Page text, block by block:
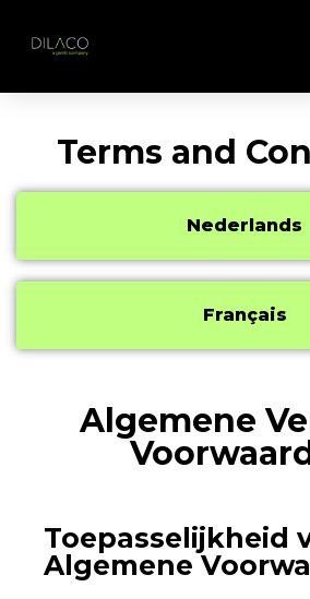
Terms and
Nederlands
Français
Algemene
Toepasselijkheid
Algemene